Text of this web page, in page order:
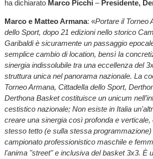
ha dichiarato Marco Picchi – Presidente,
Marco e Matteo Armana: «Portare il Torneo
dello Sport, dopo 21 edizioni nello storico
Garibaldi è sicuramente un passaggio
semplice cambio di location, bensì la
sinergia indissolubile tra una eccellenza del
struttura unica nel panorama nazionale. La
Torneo Armana, Cittadella dello Sport,
Derthona Basket costituisce un unicum
cestistico nazionale; Non esiste in Italia
creare una sinergia così profonda e
stesso tetto (e sulla stessa
campionato professionistico maschile e
l'anima "street" e inclusiva del basket 3x3. È